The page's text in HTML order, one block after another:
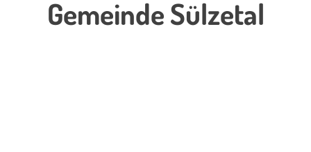
Gemeinde Sülzetal